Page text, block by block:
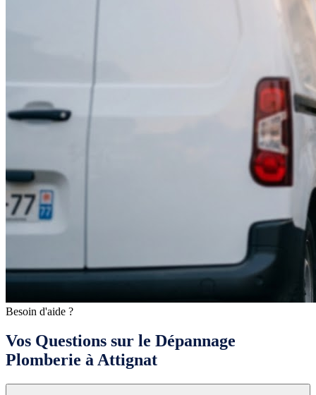
Besoin d'aide ?
Vos Questions sur le Dépannage
Plomberie à Attignat